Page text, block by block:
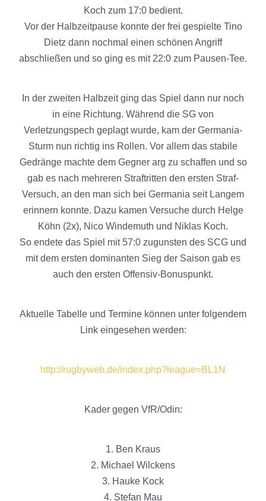
Koch zum 17:0 bedient.
Vor der Halbzeitpause konnte der frei gespielte Tino
Dietz dann nochmal einen schönen Angriff
abschließen und so ging es mit 22:0 zum Pausen-Tee.
In der zweiten Halbzeit ging das Spiel dann nur noch
in eine Richtung. Während die SG von
Verletzungspech geplagt wurde, kam der Germania-
Sturm nun richtig ins Rollen. Vor allem das stabile
Gedränge machte dem Gegner arg zu schaffen und so
gab es nach mehreren Straftritten den ersten Straf-
Versuch, an den man sich bei Germania seit Langem
erinnern konnte. Dazu kamen Versuche durch Helge
Köhn (2x), Nico Windemuth und Niklas Koch.
So endete das Spiel mit 57:0 zugunsten des SCG und
mit dem ersten dominanten Sieg der Saison gab es
auch den ersten Offensiv-Bonuspunkt.
Aktuelle Tabelle und Termine können unter folgendem
Link eingesehen werden:
http://rugbyweb.de/index.php?league=BL1N
Kader gegen VfR/Odin:
1. Ben Kraus
2. Michael Wilckens
3. Hauke Kock
4. Stefan Mau